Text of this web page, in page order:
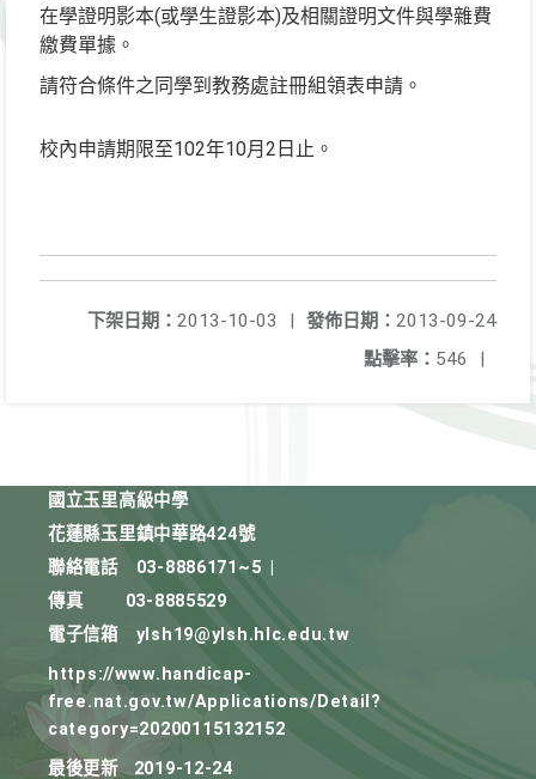
在學證明影本(或學生證影本)及相關證明文件與學雜費
繳費單據。
請符合條件之同學到教務處註冊組領表申請。
校內申請期限至102年10月2日止。
發佈日期： 2013-09-24
下架日期： 2013-10-03
|
點擊率： 546 |
國立玉里高級中學
花蓮縣玉里鎮中華路424號
聯絡電話
03-8886171~5
傳真
03-8885529
電子信箱
ylsh19@ylsh.hlc.edu.tw
https://www.handicap-
free.nat.gov.tw/Applications/Detail?
category=20200115132152
最後更新
2019-12-24